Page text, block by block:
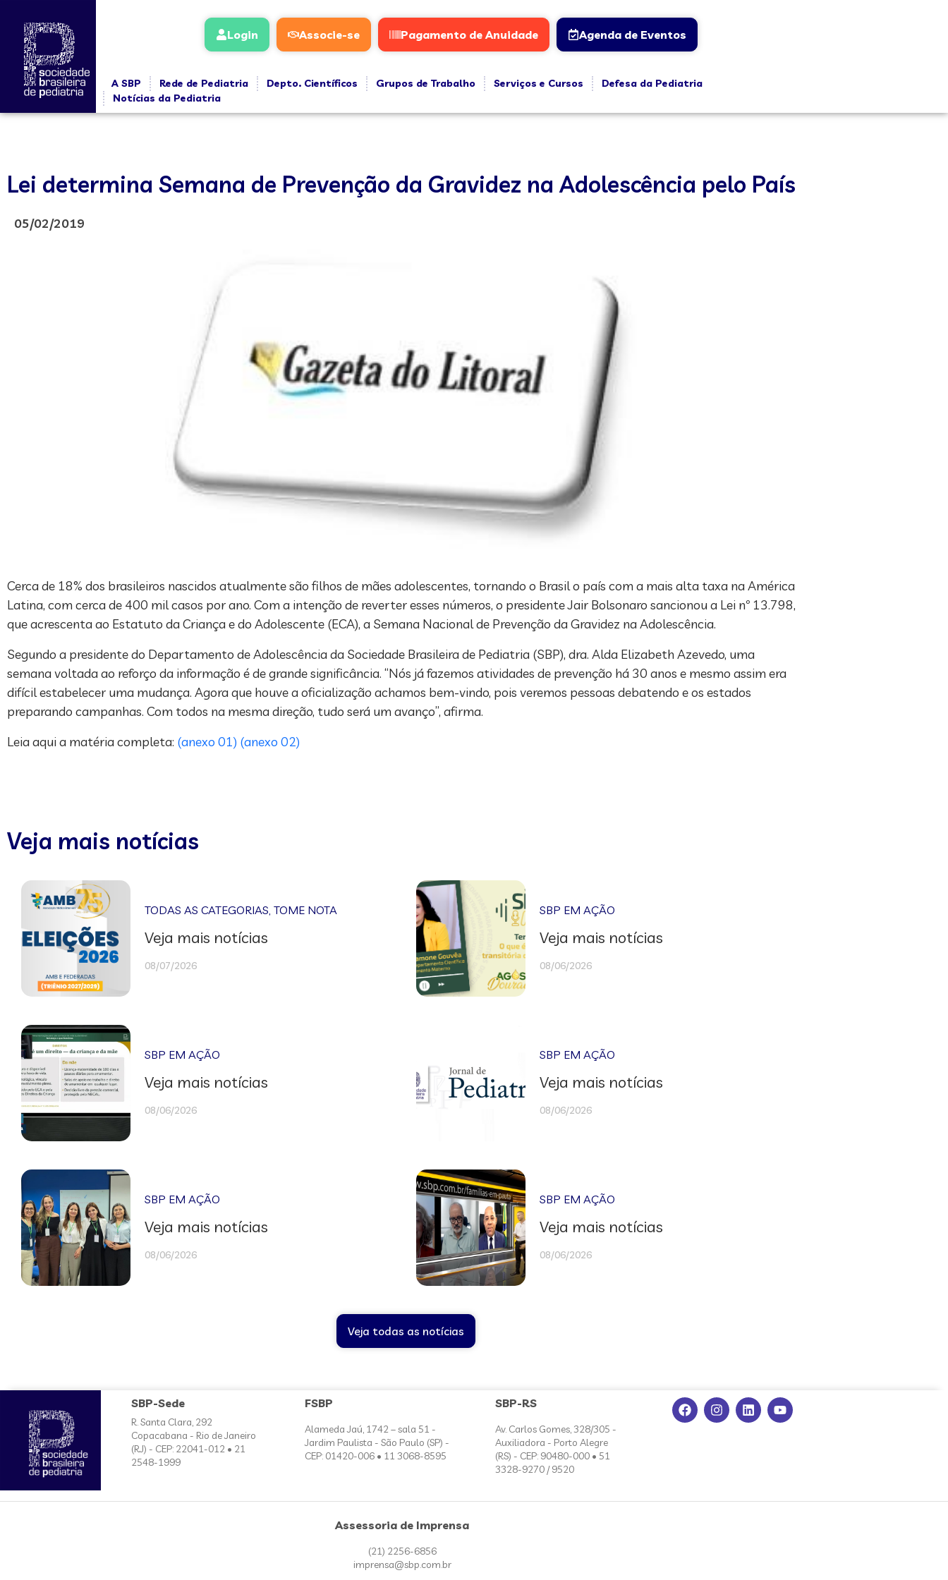
Login Associe-se Pagamento de Anuidade Agenda de Eventos
A SBP Rede de Pediatria Depto. Científicos Grupos de Trabalho Serviços e Cursos
Defesa da Pediatria
Notícias da Pediatria
Lei determina Semana de Prevenção da Gravidez na Adolescência pelo País
05/02/2019
Cerca de 18% dos brasileiros nascidos atualmente são filhos de mães adolescentes, tornando o Brasil o país com a mais alta taxa na América
Latina, com cerca de 400 mil casos por ano. Com a intenção de reverter esses números, o presidente Jair Bolsonaro sancionou a Lei nº 13.798,
que acrescenta ao Estatuto da Criança e do Adolescente (ECA), a Semana Nacional de Prevenção da Gravidez na Adolescência.
Segundo a presidente do Departamento de Adolescência da Sociedade Brasileira de Pediatria (SBP), dra. Alda Elizabeth Azevedo, uma
semana voltada ao reforço da informação é de grande significância. “Nós já fazemos atividades de prevenção há 30 anos e mesmo assim era
difícil estabelecer uma mudança. Agora que houve a oficialização achamos bem-vindo, pois veremos pessoas debatendo e os estados
preparando campanhas. Com todos na mesma direção, tudo será um avanço”, afirma.
Leia aqui a matéria completa: (anexo 01) (anexo 02)
Veja mais notícias
TODAS AS CATEGORIAS ,TOME NOTA
Veja mais notícias
08/07/2026
SBP EM AÇÃO
Veja mais notícias
08/06/2026
SBP EM AÇÃO
Veja mais notícias
08/06/2026
SBP EM AÇÃO
Veja mais notícias
08/06/2026
SBP EM AÇÃO
Veja mais notícias
08/06/2026
SBP EM AÇÃO
Veja mais notícias
08/06/2026
Veja todas as notícias
SBP-Sede
R. Santa Clara, 292
Copacabana - Rio de Janeiro
(RJ) - CEP: 22041-012 • 21
2548-1999
FSBP
Alameda Jaú, 1742 – sala 51 -
Jardim Paulista - São Paulo (SP) -
CEP: 01420-006 • 11 3068-8595
SBP-RS
Av. Carlos Gomes, 328/305 -
Auxiliadora - Porto Alegre
(RS) - CEP: 90480-000 • 51
3328-9270 / 9520
Assessoria de Imprensa
(21) 2256-6856
imprensa@sbp.com.br